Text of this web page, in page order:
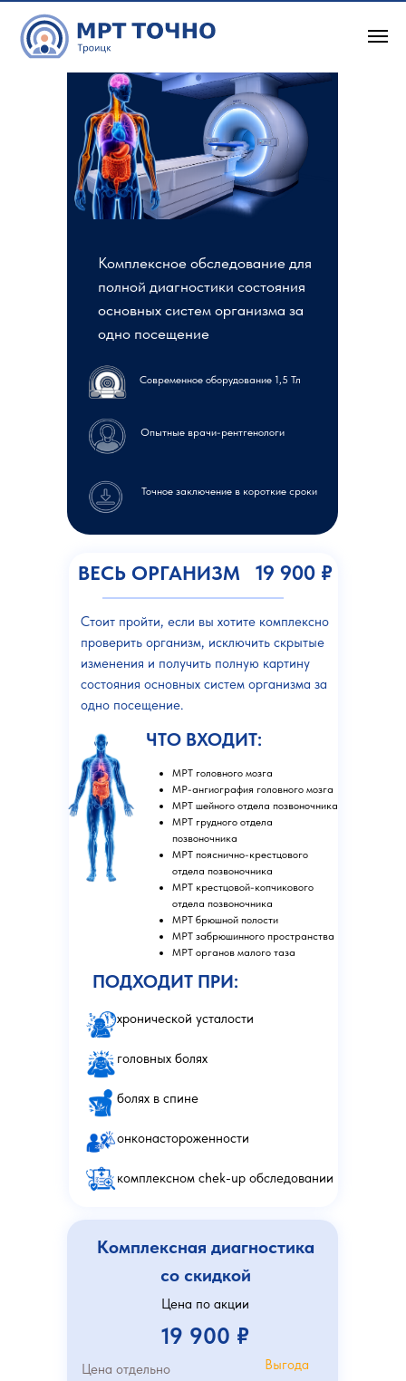
Весь организм
Комплексное обследование для
полной диагностики состояния
основных систем организма за
одно посещение
Современное оборудование 1,5 Тл
Опытные врачи-рентгенологи
Точное заключение в короткие сроки
МРТ головного мозга
МР-ангиография головного мозга
МРТ шейного отдела позвоночника
МРТ грудного отдела
позвоночника
МРТ пояснично-крестцового
отдела позвоночника
МРТ крестцовой-копчикового
отдела позвоночника
МРТ брюшной полости
МРТ забрюшинного пространства
МРТ органов малого таза
хронической усталости
головных болях
болях в спине
онконастороженности
комплексном chek-up обследовании
ВЕСЬ ОРГАНИЗМ
Стоит пройти, если вы хотите комплексно
проверить организм, исключить скрытые
изменения и получить полную картину
состояния основных систем организма за
одно посещение.
Цена отдельно Выгода
Цена по акции
19 900 ₽
19 900 ₽
ЧТО ВХОДИТ:
ПОДХОДИТ ПРИ:
Комплексная диагностика
со скидкой